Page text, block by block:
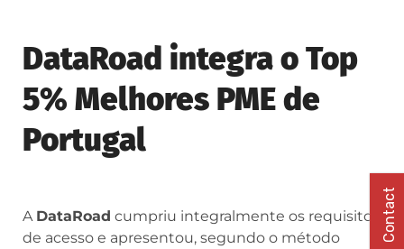
DataRoad integra o Top
5% Melhores PME de
Portugal
A DataRoad cumpriu integralmente os requisitos
de acesso e apresentou, segundo o método
Contact